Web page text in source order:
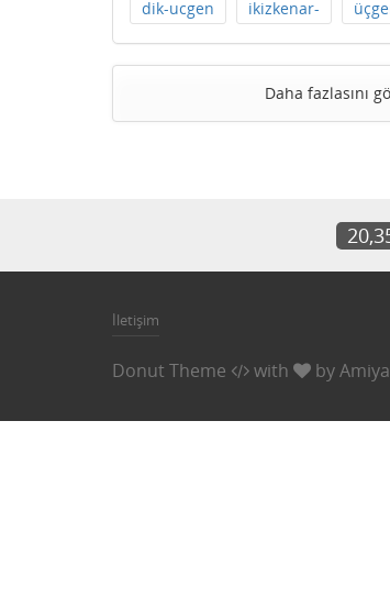
dik-ucgen ikizkenar-
Daha fazlasını
İletişim
Donut Theme with by